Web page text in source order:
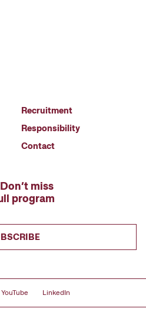
Recruitment
Responsibility
Contact
miss
program
YouTube LinkedIn